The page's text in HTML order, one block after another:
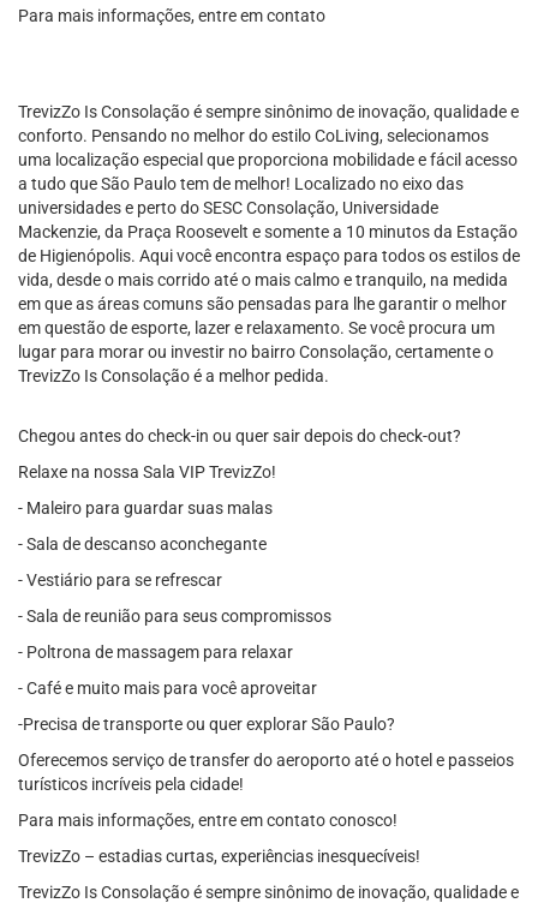
Para mais informações, entre em contato
TrevizZo Is Consolação é sempre sinônimo de inovação, qualidade e
conforto. Pensando no melhor do estilo CoLiving, selecionamos
uma localização especial que proporciona mobilidade e fácil acesso
a tudo que São Paulo tem de melhor! Localizado no eixo das
universidades e perto do SESC Consolação, Universidade
Mackenzie, da Praça Roosevelt e somente a 10 minutos da Estação
de Higienópolis. Aqui você encontra espaço para todos os estilos de
vida, desde o mais corrido até o mais calmo e tranquilo, na medida
em que as áreas comuns são pensadas para lhe garantir o melhor
em questão de esporte, lazer e relaxamento. Se você procura um
lugar para morar ou investir no bairro Consolação, certamente o
TrevizZo Is Consolação é a melhor pedida.
Chegou antes do check-in ou quer sair depois do check-out?
Relaxe na nossa Sala VIP TrevizZo!
- Maleiro para guardar suas malas
- Sala de descanso aconchegante
- Vestiário para se refrescar
- Sala de reunião para seus compromissos
- Poltrona de massagem para relaxar
- Café e muito mais para você aproveitar
-Precisa de transporte ou quer explorar São Paulo?
Oferecemos serviço de transfer do aeroporto até o hotel e passeios
turísticos incríveis pela cidade!
Para mais informações, entre em contato conosco!
TrevizZo – estadias curtas, experiências inesquecíveis!
TrevizZo Is Consolação é sempre sinônimo de inovação, qualidade e